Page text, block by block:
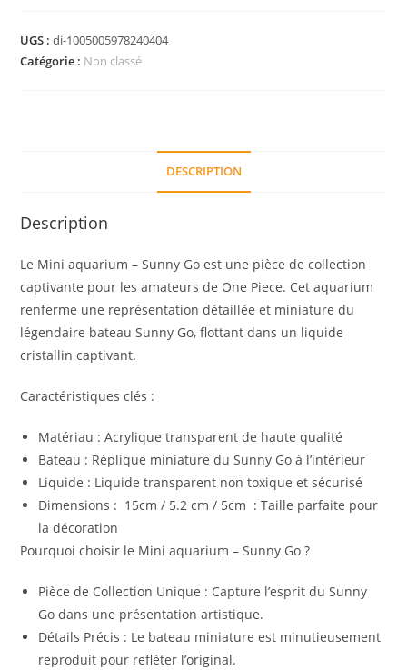
UGS :di-1005005978240404
Catégorie : Non classé
DESCRIPTION
Description
Le Mini aquarium – Sunny Go est une pièce de collection
captivante pour les amateurs de One Piece. Cet aquarium
renferme une représentation détaillée et miniature du
légendaire bateau Sunny Go, flottant dans un liquide
cristallin captivant.
Caractéristiques clés :
Matériau : Acrylique transparent de haute qualité
Bateau : Réplique miniature du Sunny Go à l’intérieur
Liquide : Liquide transparent non toxique et sécurisé
Dimensions : 15cm / 5.2 cm / 5cm : Taille parfaite pour
la décoration
Pourquoi choisir le Mini aquarium – Sunny Go ?
Pièce de Collection Unique : Capture l’esprit du Sunny
Go dans une présentation artistique.
Détails Précis : Le bateau miniature est minutieusement
reproduit pour refléter l’original.